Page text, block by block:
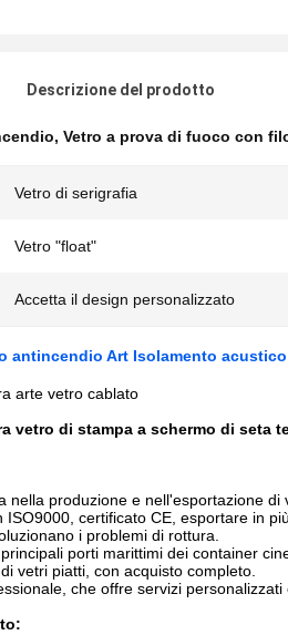
Descrizione del prodotto
, Vetro a prova di fuoco con
Vetro di serigrafia
Vetro "float"
Accetta il design personalizzato
antincendio Art Isolamento
arte vetro cablato
vetro di stampa a schermo di seta
nella produzione e nell'esportazione di
certificato CE, esportare in
i problemi di rottura.
porti marittimi dei container
vetri piatti, con acquisto completo.
che offre servizi personalizzati